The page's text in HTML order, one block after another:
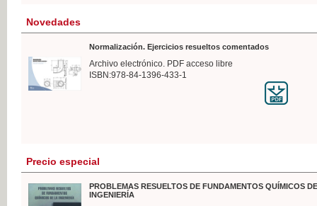
Novedades
Normalización. Ejercicios resueltos comentados
Archivo electrónico. PDF acceso libre
ISBN:978-84-1396-433-1
Precio especial
PROBLEMAS RESUELTOS DE FUNDAMENTOS QUÍMICOS
INGENIERÍA